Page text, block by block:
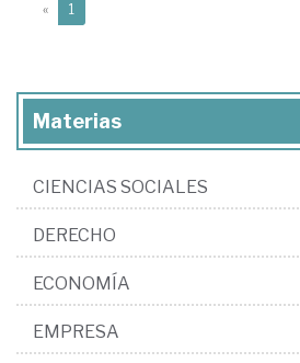
« 1
Materias
CIENCIAS SOCIALES
DERECHO
ECONOMÍA
EMPRESA